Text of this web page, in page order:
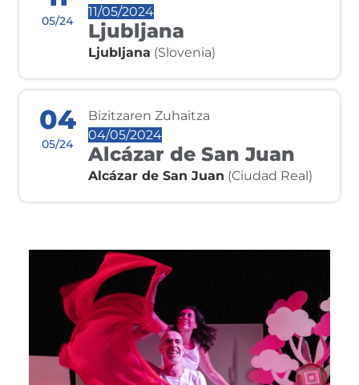
05/24
11/05/2024
Ljubljana
Ljubljana (Slovenia)
04
05/24
Bizitzaren Zuhaitza
04/05/2024
Alcázar de San Juan
Alcázar de San Juan (Ciudad Real)